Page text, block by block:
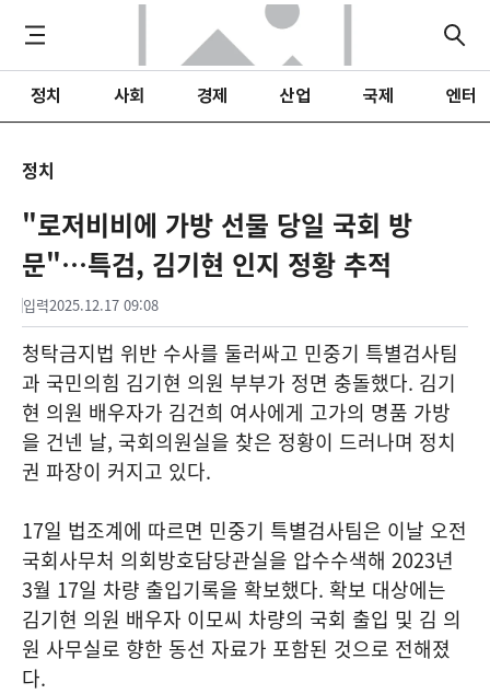
정치 사회 경제 산업 국제 엔터
정치
"로저비비에 가방 선물 당일 국회 방
문"…특검, 김기현 인지 정황 추적
입력2025.12.17 09:08
청탁금지법 위반 수사를 둘러싸고 민중기 특별검사팀
과 국민의힘 김기현 의원 부부가 정면 충돌했다. 김기
현 의원 배우자가 김건희 여사에게 고가의 명품 가방
을 건넨 날, 국회의원실을 찾은 정황이 드러나며 정치
권 파장이 커지고 있다.
17일 법조계에 따르면 민중기 특별검사팀은 이날 오전
국회사무처 의회방호담당관실을 압수수색해 2023년
3월 17일 차량 출입기록을 확보했다. 확보 대상에는
김기현 의원 배우자 이모씨 차량의 국회 출입 및 김 의
원 사무실로 향한 동선 자료가 포함된 것으로 전해졌
다.